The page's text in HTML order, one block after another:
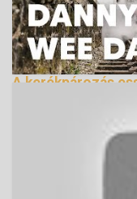
A kerékpározás